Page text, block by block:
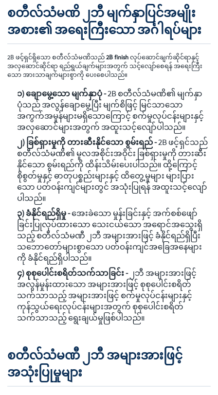
စတီလ်သံမဏိ ၂ဘီ မျက်နှာပြင်အမျိုး
အစား၏ အရေးကြီးသော အင်္ဂါရပ်များ
2B ဖင့်ရှင်ရှိသော စတီလ်သံမဏိသည်2B finishလုပ်ဆောင်ချက်ဆိုင်ရာနှင့်
အလှဆောင်ဆိုင်ရာ ရည်ရွယ်ချက်များအတွက် သင့်လျော်စေရန် အရေးကြီး
သော အားသာချက်များစွာကို ပေးစေပါသည်။
၁) ချောမွေ့သော မျက်နှာပုံ -2B စတီလ်သံမဏိ၏ မျက်နှာ
ပုံသည် အလွန်ချောမွေ့ပြီး မျက်စိဖြင့် မြင်သာသော
အကွက်အမှုန်များမရှိသောကြောင့် စက်မှုလုပ်ငန်းများနှင့်
အလှဆောင်များအတွက် အထူးသင့်လျော်ပါသည်။
၂) ခြစ်ရှားမှုကို တားဆီးနိုင်သော စွမ်းရည် -2B ဖင့်ရှင်သည်
စတီလ်သံမဏိ၏ မူလအစိုင်းအဝိုင်း ခြစ်ရှားမှုကို တားဆီး
နိုင်သော စွမ်းရည်ကို ထိန်းသိမ်းပေးပါသည်။ ထို့ကြောင့်
စိုစွတ်မှုနှင့် ဓာတုပစ္စည်းများနှင့် ထိတွေ့မှုများ များပြား
သော ပတ်ဝန်းကျင်များတွင် အသုံးပြုရန် အထူးသင့်လျော်
ပါသည်။
၃) ခံနိုင်ရည်ရှိမှု -အေးခဲသော မှုန်းခြင်းနှင့် အက်စစ်ဖျော်
ခြင်းပြုလုပ်ထားသော သေးငယ်သော အရောင်အသွေးရှိ
သည့် စတီလ်သံမဏီ ၂ဘီ အများအားဖြင့် ခံနိုင်ရည်ရှိပြီး
သဘောတော်များစွာသော ပတ်ဝန်းကျင်အခြေအနေများ
ကို ခံနိုင်ရည်ရှိပါသည်။
၄) စုစုပေါင်းစရိတ်သက်သာခြင်း - ၂ဘီ အများအားဖြင့်
အလွန်မှုန်းထားသော အများအားဖြင့် စုစုပေါင်းစရိတ်
သက်သာသည့် အများအားဖြင့် စက်မှုလုပ်ငန်းများနှင့်
ကုန်သွယ်ရေးလုပ်ငန်းများအတွက် စုစုပေါင်းစရိတ်
သက်သာသည့် ရွေးချယ်မှုဖြစ်ပါသည်။
စတီလ်သံမဏီ ၂ဘီ အများအားဖြင့်
အသုံးပြုမှုများ